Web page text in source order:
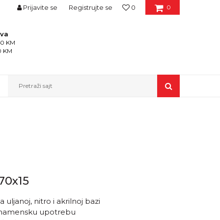
0
0
Prijavite se Registrujte se
KM
KM
Pretraži sajt
uljanoj, nitro i akrilnoj bazi
upotrebu